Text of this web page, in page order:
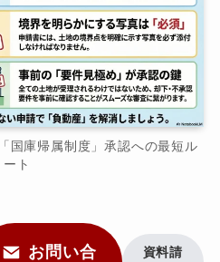
国庫帰属制度」承認への最短ル
ート
お問い合
資料請